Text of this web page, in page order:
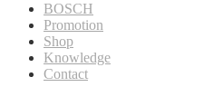
BOSCH
Promotion
Shop
Knowledge
Contact